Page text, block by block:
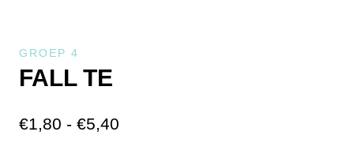
GROEP 4
FALL TE
€1,80 - €5,40